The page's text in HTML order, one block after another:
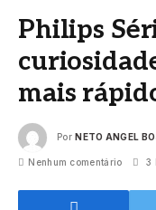
Philips
mais
Por NETO ANGEL
Nenhum comentário 3